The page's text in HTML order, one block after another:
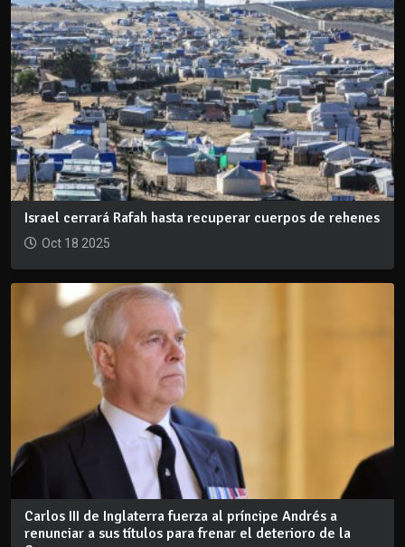
Israel cerrará Rafah hasta recuperar cuerpos de rehenes
Oct 18 2025
Carlos III de Inglaterra fuerza al príncipe Andrés a
renunciar a sus títulos para frenar el deterioro de la